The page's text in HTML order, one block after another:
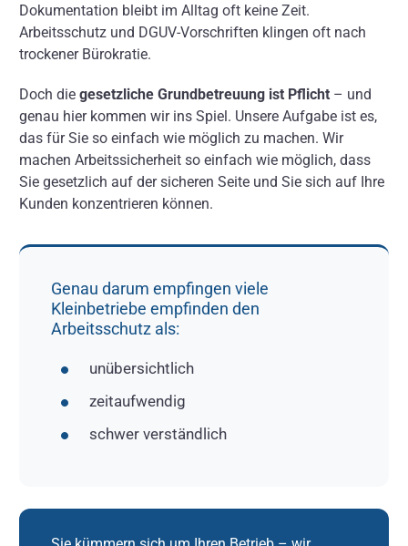
Dokumentation bleibt im Alltag oft keine Zeit.
Arbeitsschutz und DGUV-Vorschriften klingen oft nach
trockener Bürokratie.
Doch diegesetzliche Grundbetreuung ist Pflicht– und
genau hier kommen wir ins Spiel. Unsere Aufgabe ist es,
das für Sie so einfach wie möglich zu machen. Wir
machen Arbeitssicherheit so einfach wie möglich, dass
Sie gesetzlich auf der sicheren Seite und Sie sich auf Ihre
Kunden konzentrieren können.
Genau darum empfingen viele
Kleinbetriebe empfinden den
Arbeitsschutz als:
unübersichtlich
zeitaufwendig
schwer verständlich